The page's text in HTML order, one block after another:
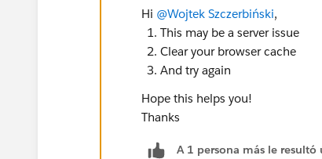
Hi @Wojtek Szczerbiński,
This may be a server issue
Clear your browser cache
And try again
Hope this helps you!
Thanks
A 1 persona más le resultó